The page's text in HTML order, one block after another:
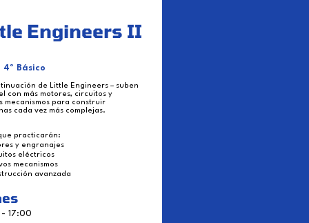
Engineers II
4º Básico
de Little Engineers – suben
con más motores, circuitos y
mecanismos para construir
cada vez más complejas.
practicarán:
y engranajes
eléctricos
mecanismos
avanzada
- 17:00